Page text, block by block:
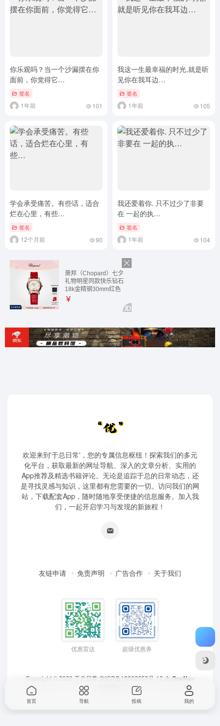
你乐观吗？当一个沙漏摆在你
面前，你觉得它…
签名
1年前 101
我这一生最幸福的时光,就是听
见你在我耳边…
签名
1年前 105
学会承受痛苦。有些话，适合
烂在心里，有些…
签名
12个月前 90
我还爱着你. 只不过少了非要
在 一起的执…
签名
1年前 104
欢迎来到'于总日常'，您的专属信息枢纽！探索我们的多元
化平台，获取最新的网址导航、深入的文章分析、实用的
App推荐及精选书籍评论。无论是追踪于总的日常动态，还
是寻找灵感与知识，这里都有您需要的一切。访问我们的网
站，下载配套App，随时随地享受便捷的信息服务。加入我
们，一起开启学习与发现的新旅程！
友链申请 免责声明 广告合作 关于我们
优惠雷达 超级优惠券
Copyright © 2026 于总日常 京ICP备18062653号-12 由 OneNav
首页 导航 投稿 我的